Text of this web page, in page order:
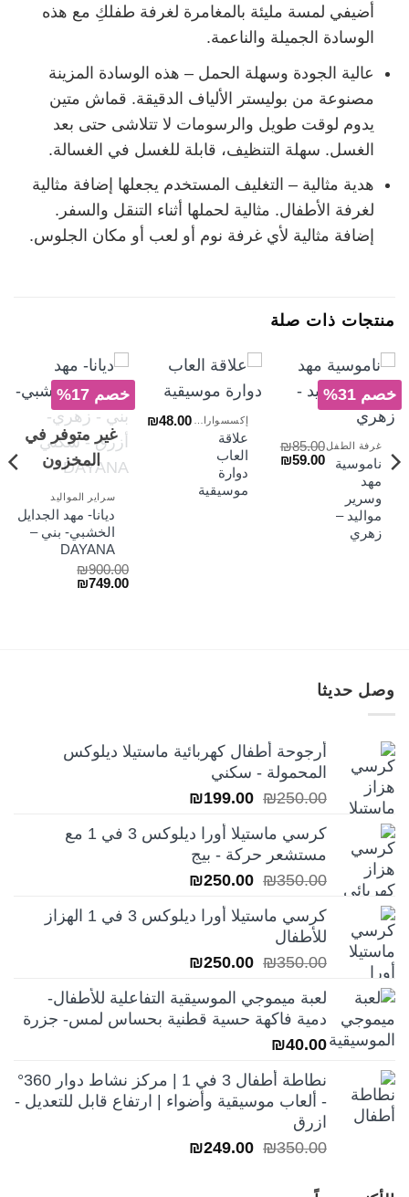
أضيفي لمسة مليئة بالمغامرة لغرفة طفلكِ مع هذه
الوسادة الجميلة والناعمة.
عالية الجودة وسهلة الحمل – هذه الوسادة المزينة
مصنوعة من بوليستر الألياف الدقيقة. قماش متين
يدوم لوقت طويل والرسومات لا تتلاشى حتى بعد
الغسل. سهلة التنظيف، قابلة للغسل في الغسالة.
هدية مثالية – التغليف المستخدم يجعلها إضافة مثالية
لغرفة الأطفال. مثالية لحملها أثناء التنقل والسفر.
إضافة مثالية لأي غرفة نوم أو لعب أو مكان الجلوس.
منتجات ذات صلة
خصم 31%
غرفة الطفل
ناموسية
مهد
وسرير
مواليد –
زهري
₪85.00
السعر₪59.00
السعر
الحالي
علاقة
العاب
دوارة
موسيقية
₪48.00
خصم 17%
غير متوفر في
المخزون
سراير المواليد
ديانا- مهد الجدايل
الخشبي- بني –
DAYANA
₪900.00
السعر ₪749.00
السعر
وصل حديثا
أرجوحة أطفال كهربائية ماستيلا ديلوكس
المحمولة - سكني
₪250.00
السعر
هو:
₪250.00.
₪199.00
هو:
كرسي ماستيلا أورا ديلوكس 3 في 1 مع
مستشعر حركة - بيج
₪350.00
السعر
هو:
₪250.00
هو:
كرسي ماستيلا أورا ديلوكس 3 في 1 الهزاز
للأطفال
₪350.00
السعر
هو:
₪350.00.
₪250.00
هو:
₪250.00.
لعبة ميموجي الموسيقية التفاعلية للأطفال-
دمية فاكهة حسية قطنية بحساس لمس- جزرة
₪40.00
نطاطة أطفال 3 في 1 | مركز نشاط دوار 360°
- ألعاب موسيقية وأضواء | ارتفاع قابل للتعديل -
ازرق
₪350.00
السعر ₪249.00